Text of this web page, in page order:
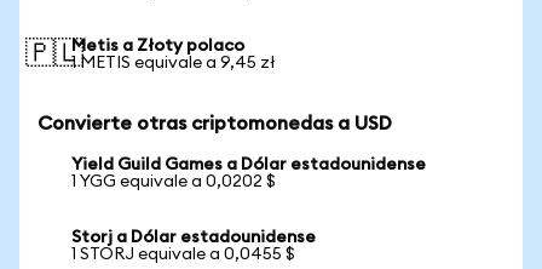
🇵🇱Metis a Złoty polaco
1 METIS equivale a 9,45 zł
Convierte otras criptomonedas a USD
Yield Guild Games a Dólar estadounidense
1 YGG equivale a 0,0202 $
Storj a Dólar estadounidense
1 STORJ equivale a 0,0455 $